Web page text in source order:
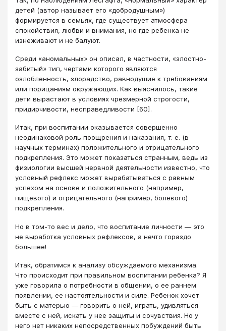
детей (автор называет его «добродушным»)
формируется в семьях, где существует атмосфера
спокойствия, любви и внимания, но где ребенка не
изнеживают и не балуют.
Среди «аномальных» он описал, в частности, «злостно-
забитый» тип, чертами которого являются
озлобленность, злорадство, равнодушие к требованиям
или порицаниям окружающих. Как выяснилось, такие
дети вырастают в условиях чрезмерной строгости,
придирчивости, несправедливости [60].
Итак, при воспитании оказывается совершенно
неодинаковой роль поощрения и наказания, т. е. (в
научных терминах) положительного и отрицательного
подкрепления. Это может показаться странным, ведь из
физиологии высшей нервной деятельности известно, что
условный рефлекс может вырабатываться с равным
успехом на основе и положительного (например,
пищевого) и отрицательного (например, болевого)
подкрепления.
Но в том-то вес и дело, что воспитание личности — это
не выработка условных рефлексов, а нечто гораздо
большее!
Итак, обратимся к анализу обсуждаемого механизма.
Что происходит при правильном воспитании ребенка? Я
уже говорила о потребности в общении, о ее раннем
появлении, ее настоятельности и силе. Ребенок хочет
быть с матерью — говорить о ней, играть, удивляться
вместе с ней, искать у нее защиты и сочувствия. Но у
него нет никаких непосредственных побуждений быть